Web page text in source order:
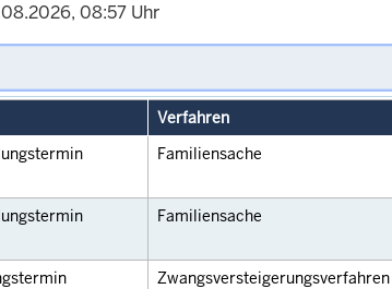
08:57 Uhr
Verfahren
Familiensache
Familiensache
Zwangsversteigerungsverfahren